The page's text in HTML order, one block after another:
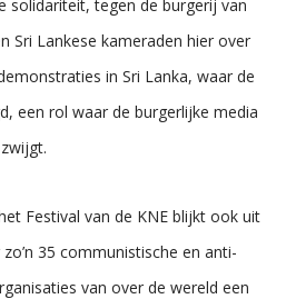
solidariteit, tegen de burgerij van
Sri Lankese kameraden hier over
in Sri Lanka, waar de
een rol waar de burgerlijke media
Festival van de KNE blijkt ook uit
zo’n 35 communistische en anti-
van over de wereld een